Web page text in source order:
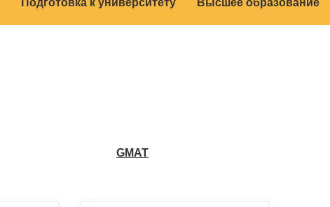
Подготовка к университету Высшее образование
GMAT